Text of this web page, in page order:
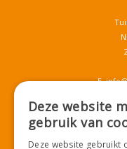
E.
Deze website
gebruik van
Deze website gebruikt